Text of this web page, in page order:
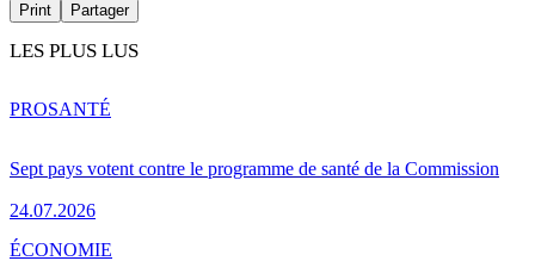
Print Partager
LES PLUS LUS
Sept pays votent contre le programme de santé de la Commission
24.07.2026
PROSANTÉ
ÉCONOMIE